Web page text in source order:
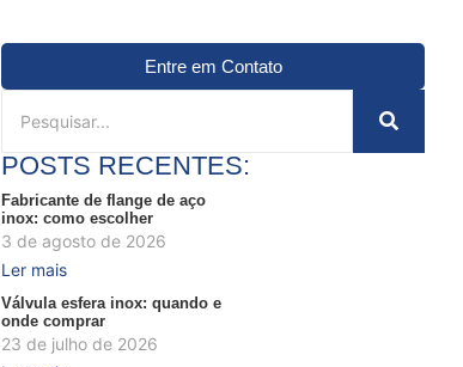
Entre em Contato
POSTS RECENTES:
Fabricante de flange de aço
inox: como escolher
3 de agosto de 2026
Ler mais
Válvula esfera inox: quando e
onde comprar
23 de julho de 2026